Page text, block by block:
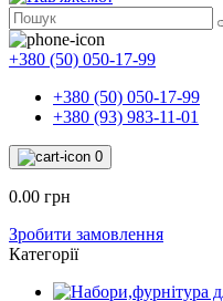
+380 (50) 050-17-99
+380 (50) 050-17-99
+380 (93) 983-11-01
0
0.00 грн
Зробити замовлення
Категорії